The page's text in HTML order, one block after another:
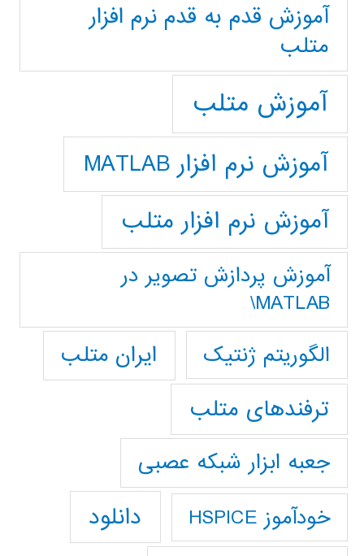
آموزش قدم به قدم نرم افزار
متلب
آموزش متلب
آموزش نرم افزار MATLAB
آموزش نرم افزار متلب
آموزش پردازش تصوير در
MATLAB\
الگوریتم ژنتیک
ایران متلب
ترفندهای متلب
جعبه ابزار شبکه عصبی
خودآموز HSPICE دانلود